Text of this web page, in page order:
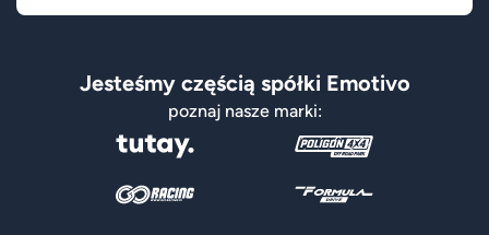
Jesteśmy częścią spółki Emotivo
poznaj nasze marki: